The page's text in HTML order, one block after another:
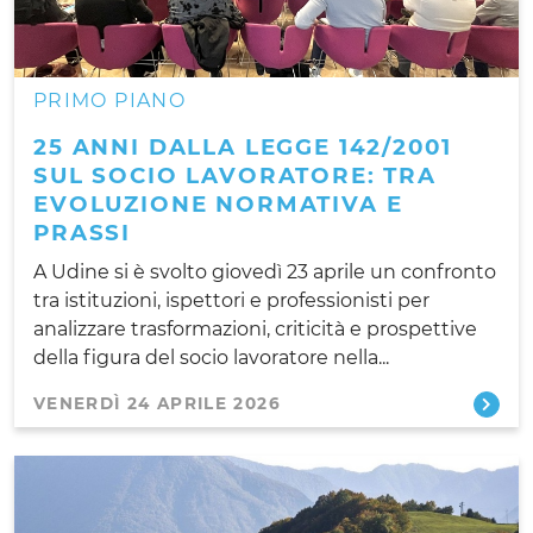
PRIMO PIANO
25 ANNI DALLA LEGGE 142/2001
SUL SOCIO LAVORATORE: TRA
EVOLUZIONE NORMATIVA E
PRASSI
A Udine si è svolto giovedì 23 aprile un confronto
tra istituzioni, ispettori e professionisti per
analizzare trasformazioni, criticità e prospettive
della figura del socio lavoratore nella...
VENERDÌ 24 APRILE 2026